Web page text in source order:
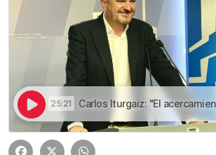
25:21 Carlos Iturgaiz: "El acercamiento de presos a cárceles vascas forma parte del pacto de Sánchez con Otegi de presos por votos" | Carlos Iturgaiz: «El